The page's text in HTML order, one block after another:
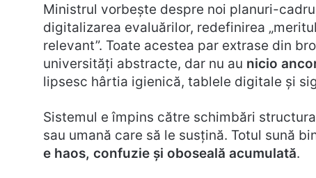
Ministrul vorbește despre noi planuri-
digitalizarea evaluărilor, redefinirea
relevant”. Toate acestea par extrase din
universități abstracte, dar nu au nicio
lipsesc hârtia igienică, tablele digitale și
Sistemul e împins către schimbări
sau umană care să le susțină. Totul sună
e haos, confuzie și oboseală acumulată.